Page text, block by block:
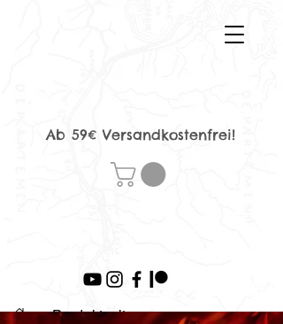
Ab 59€ Versandkostenfrei!
> Produktseite